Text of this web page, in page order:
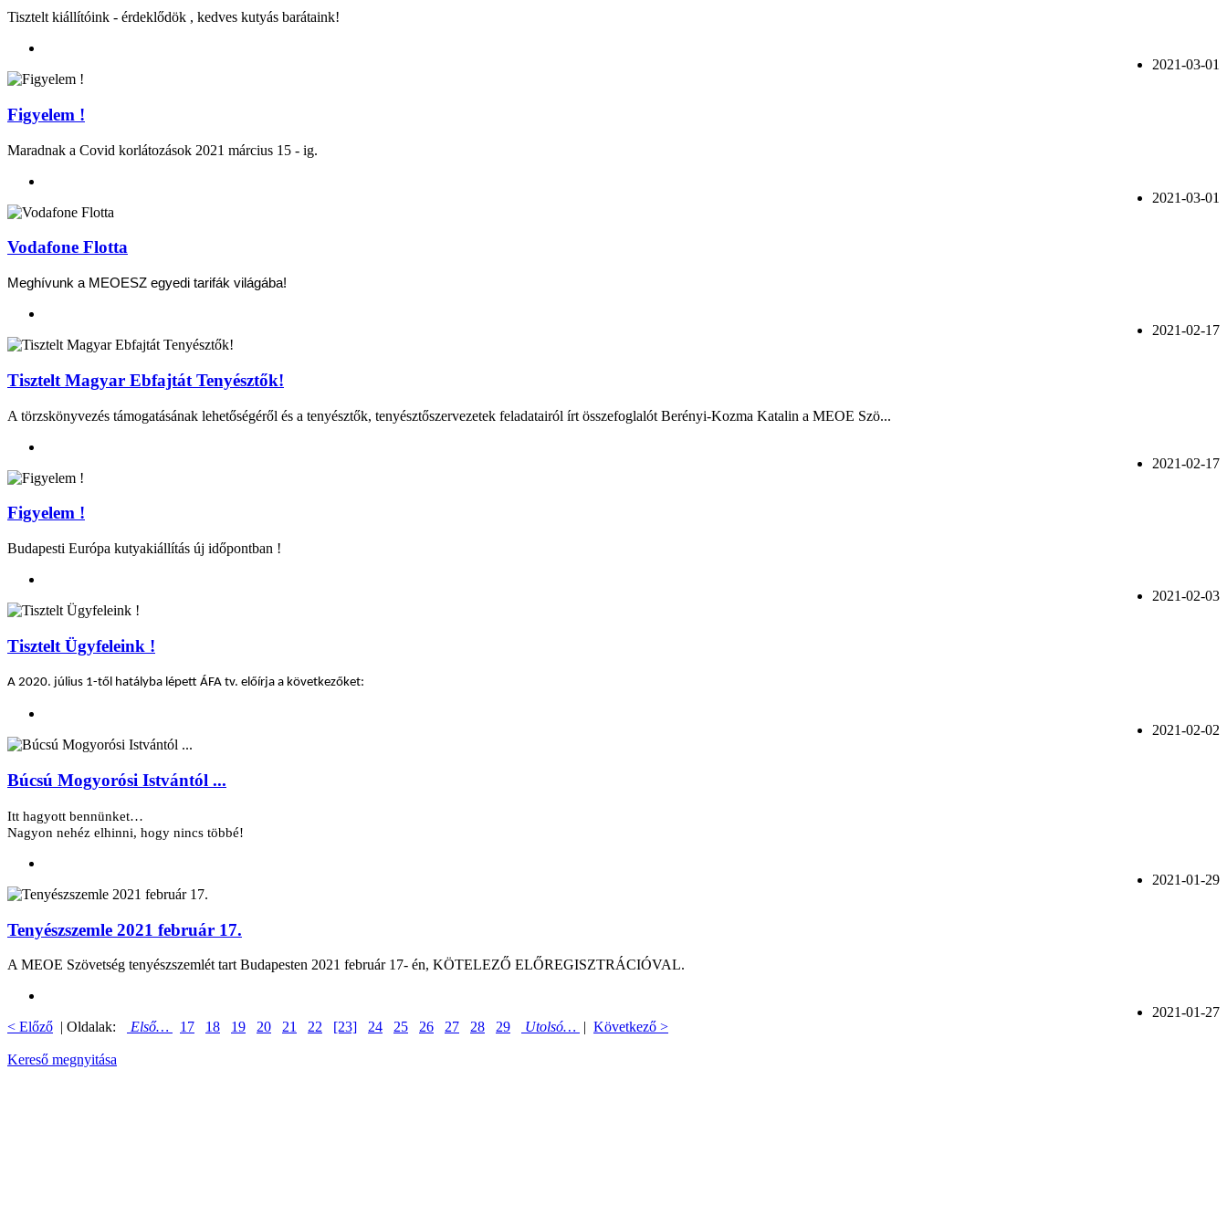
Tisztelt kiállítóink - érdeklődök , kedves kutyás barátaink!
2021-03-01
Figyelem !
Maradnak a Covid korlátozások 2021 március 15 - ig.
2021-03-01
Vodafone Flotta
Meghívunk a MEOESZ egyedi tarifák világába!
2021-02-17
Tisztelt Magyar Ebfajtát Tenyésztők!
A törzskönyvezés támogatásának lehetőségéről és a tenyésztők, tenyésztőszervezetek feladatairól írt összefoglalót Berényi-Kozma Katalin a MEOE Szö...
2021-02-17
Figyelem !
Budapesti Európa kutyakiállítás új időpontban !
2021-02-03
Tisztelt Ügyfeleink !
A 2020. július 1-től hatályba lépett ÁFA tv. előírja a következőket:
2021-02-02
Búcsú Mogyorósi Istvántól ...
Itt hagyott bennünket…
Nagyon nehéz elhinni, hogy nincs többé!
2021-01-29
Tenyészszemle 2021 február 17.
A MEOE Szövetség tenyészszemlét tart Budapesten 2021 február 17- én, KÖTELEZŐ ELŐREGISZTRÁCIÓVAL.
2021-01-27
< Előző | Oldalak: Első… 17 18 19 20 21 22 [23] 24 25 26 27 28 29 Utolsó… | Következő >
Kereső megnyitása